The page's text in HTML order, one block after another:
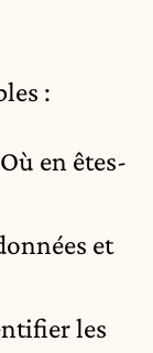
:
Où en êtes-
et
les